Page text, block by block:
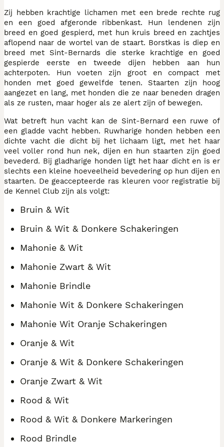
Zij hebben krachtige lichamen met een brede rechte rug
en een goed afgeronde ribbenkast. Hun lendenen zijn
breed en goed gespierd, met hun kruis breed en zachtjes
aflopend naar de wortel van de staart. Borstkas is diep en
breed met Sint-Bernards die sterke krachtige en goed
gespierde eerste en tweede dijen hebben aan hun
achterpoten. Hun voeten zijn groot en compact met
honden met goed gewelfde tenen. Staarten zijn hoog
aangezet en lang, met honden die ze naar beneden dragen
als ze rusten, maar hoger als ze alert zijn of bewegen.
Wat betreft hun vacht kan de Sint-Bernard een ruwe of
een gladde vacht hebben. Ruwharige honden hebben een
dichte vacht die dicht bij het lichaam ligt, met het haar
veel voller rond hun nek, dijen en hun staarten zijn goed
bevederd. Bij gladharige honden ligt het haar dicht en is er
slechts een kleine hoeveelheid bevedering op hun dijen en
staarten. De geaccepteerde ras kleuren voor registratie bij
de Kennel Club zijn als volgt:
Bruin & Wit
Bruin & Wit & Donkere Schakeringen
Mahonie & Wit
Mahonie Zwart & Wit
Mahonie Brindle
Mahonie Wit & Donkere Schakeringen
Mahonie Wit Oranje Schakeringen
Oranje & Wit
Oranje & Wit & Donkere Schakeringen
Oranje Zwart & Wit
Rood & Wit
Rood & Wit & Donkere Markeringen
Rood Brindle